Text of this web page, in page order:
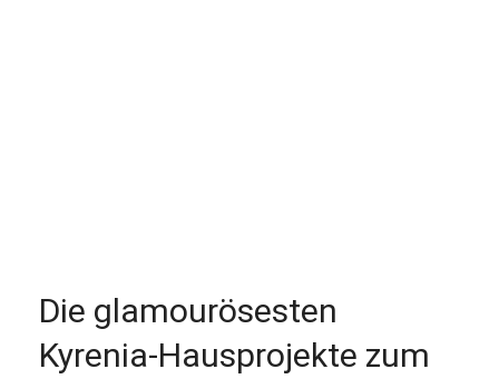
Die glamourösesten
Kyrenia-Hausprojekte zum